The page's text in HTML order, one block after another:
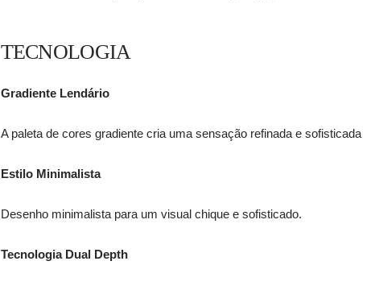
TECNOLOGIA
Gradiente Lendário
A paleta de cores gradiente cria uma sensação refinada e sofisticada
Estilo Minimalista
Desenho minimalista para um visual chique e sofisticado.
Tecnologia Dual Depth